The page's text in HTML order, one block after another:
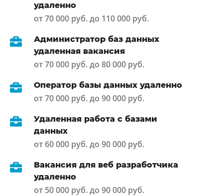
удаленно
от 70 000 руб. до 110 000 руб.
Администратор баз данных
удаленная вакансия
от 70 000 руб. до 80 000 руб.
Оператор базы данных удаленно
от 70 000 руб. до 90 000 руб.
Удаленная работа с базами
данных
от 60 000 руб. до 90 000 руб.
Вакансия для веб разработчика
удаленно
от 50 000 руб. до 90 000 руб.